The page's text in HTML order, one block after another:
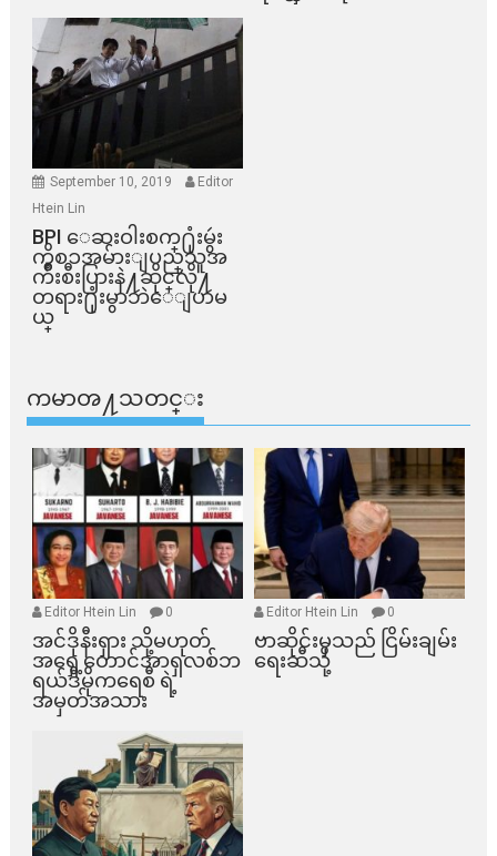
September 10, 2019
Editor
Htein Lin
BPI ​ေဆးဝါးစက္​႐ုံးမွဴး
ကိစၥအမ်ားျပည္​သူအ
က်ိဳးစီးပြားနဲ႔ဆိုင္​လို႔
တရား႐ုံးမွာဘဲေျပာမ
ယ္​
ကမာၻ႔သတင္း
Editor Htein Lin 0
အင်ဒိုနီးရှား သို့မဟုတ်
အရှေ့တောင်အာရှလစ်ဘ
ရယ်ဒီမိုကရေစီ ရဲ့
အမှတ်အသား
Editor Htein Lin 0
ဗာဆိုင်းမှသည် ငြိမ်းချမ်း
ရေးဆီသို့